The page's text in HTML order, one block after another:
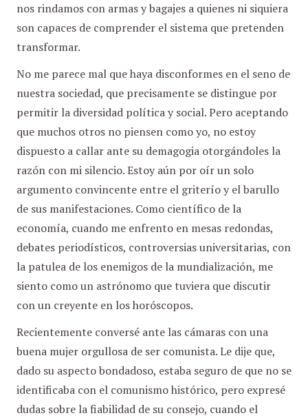
nos rindamos con armas y bagajes a quienes ni siquiera
son capaces de comprender el sistema que pretenden
transformar.
No me parece mal que haya disconformes en el seno de
nuestra sociedad, que precisamente se distingue por
permitir la diversidad política y social. Pero aceptando
que muchos otros no piensen como yo, no estoy
dispuesto a callar ante su demagogia otorgándoles la
razón con mi silencio. Estoy aún por oír un solo
argumento convincente entre el griterío y el barullo
de sus manifestaciones. Como científico de la
economía, cuando me enfrento en mesas redondas,
debates periodísticos, controversias universitarias, con
la patulea de los enemigos de la mundialización, me
siento como un astrónomo que tuviera que discutir
con un creyente en los horóscopos.
Recientemente conversé ante las cámaras con una
buena mujer orgullosa de ser comunista. Le dije que,
dado su aspecto bondadoso, estaba seguro de que no se
identificaba con el comunismo histórico, pero expresé
dudas sobre la fiabilidad de su consejo, cuando el